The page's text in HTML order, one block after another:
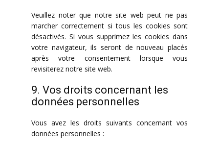
Veuillez noter que notre site web peut ne pas
marcher correctement si tous les cookies sont
désactivés. Si vous supprimez les cookies dans
votre navigateur, ils seront de nouveau placés
après votre consentement lorsque vous
revisiterez notre site web.
9. Vos droits concernant les
données personnelles
Vous avez les droits suivants concernant vos
données personnelles :